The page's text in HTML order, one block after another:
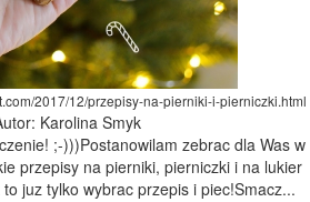
2017/12/przepisy-na-pierniki-i-pierniczki.html
Karolina Smyk
;-)))Postanowilam zebrac dla Was w
przepisy na pierniki, pierniczki i na lukier
juz tylko wybrac przepis i piec!Smacz...